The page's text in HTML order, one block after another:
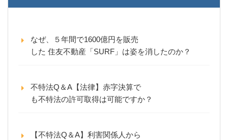
なぜ、５年間で1600億円を販売
した 住友不動産「SURF」は姿を消したのか？
不特法Q＆A【法律】赤字決算で
も不特法の許可取得は可能ですか？
【不特法Q＆A】利害関係人から